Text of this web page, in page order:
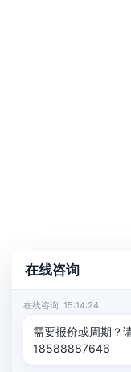
在线咨询
在线咨询 15:14:24
需要报价或周期？
18588887646